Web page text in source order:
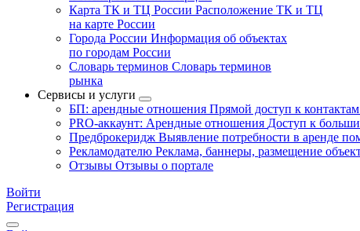
Карта ТК и ТЦ России Расположение ТК и ТЦ
на карте России
Города России Информация об объектах
по городам России
Словарь терминов Словарь терминов
рынка
Сервисы и услуги
БП: арендные отношения Прямой доступ к
PRO-аккаунт: Арендные отношения Доступ к
Предброкеридж Выявление потребности в аренде
Рекламодателю Реклама, баннеры, размещение
Отзывы Отзывы о портале
Войти
Регистрация